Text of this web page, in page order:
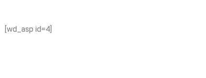
[wd_asp id=4]